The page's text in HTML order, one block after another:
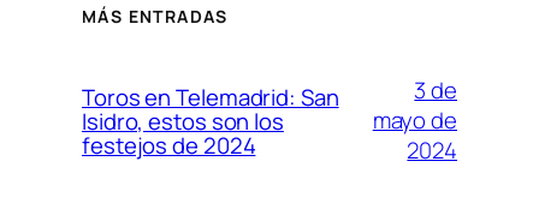
MÁS ENTRADAS
Toros en Telemadrid: San
Isidro, estos son los
festejos de 2024
3 de
mayo de
2024